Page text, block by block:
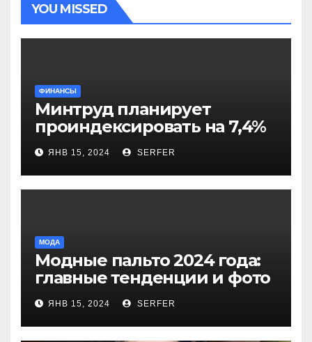
YOU MISSED
ФИНАНСЫ
Минтруд планирует
проиндексировать на 7,4%
более 40 выплат и
компенсаций
ЯНВ 15, 2024 SERFER
МОДА
Модные пальто 2024 года:
главные тенденции и фото
новинок
ЯНВ 15, 2024 SERFER